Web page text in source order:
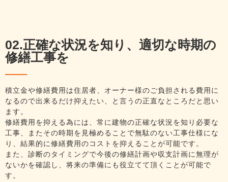
02.正確な状況を知り、適切な時期の
修繕工事を
積立金や修繕費用は住居者、オーナー様のご負担される費用に
なるので出来るだけ抑えたい、と言うの正直なところだと思い
ます。
修繕費用を抑える為には、常に建物の正確な状況を知り必要な
工事、またその時期を見極めることで無駄のない工事仕様にな
り、結果的に修繕費用のコストを抑えることが可能です。
また、診断のタイミングで今後の修繕計画や収支計画に無理が
ないかを確認し、将来の準備にも役立てて頂くことが可能で
す。